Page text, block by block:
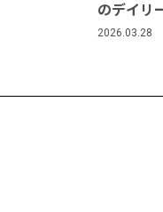
のデイリ
2026.03.28